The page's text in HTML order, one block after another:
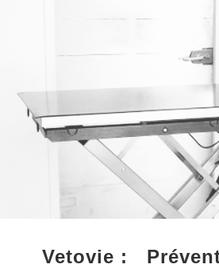
Vetovie :